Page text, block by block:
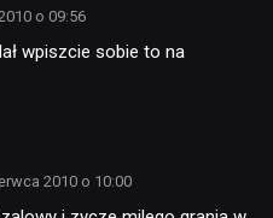
o 09:56
wpiszcie sobie to na
2010 o 10:00